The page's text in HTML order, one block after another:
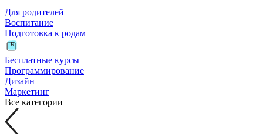
Для родителей
Воспитание
Подготовка к родам
Бесплатные курсы
Программирование
Дизайн
Маркетинг
Все категории